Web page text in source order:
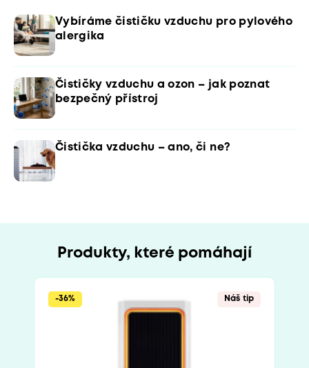
Vybíráme čističku vzduchu pro pylového
alergika
Čističky vzduchu a ozon – jak poznat
bezpečný přístroj
Čistička vzduchu – ano, či ne?
Produkty, které pomáhají
-36% Náš tip